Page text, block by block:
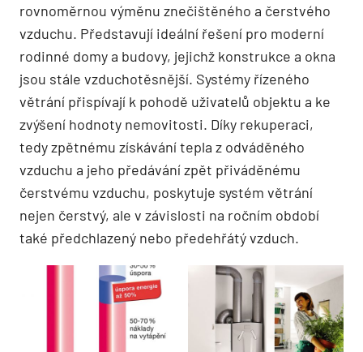
rovnoměrnou výměnu znečištěného a čerstvého
vzduchu. Představují ideální řešení pro moderní
rodinné domy a budovy, jejichž konstrukce a okna
jsou stále vzduchotěsnější. Systémy řízeného
větrání přispívají k pohodě uživatelů objektu a ke
zvýšení hodnoty nemovitosti. Díky rekuperaci,
tedy zpětnému získávání tepla z odváděného
vzduchu a jeho předávání zpět přiváděnému
čerstvému vzduchu, poskytuje systém větrání
nejen čerstvý, ale v závislosti na ročním období
také předchlazený nebo předehřátý vzduch.